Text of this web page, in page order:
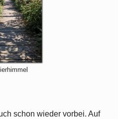
schon wieder vorbei. Auf